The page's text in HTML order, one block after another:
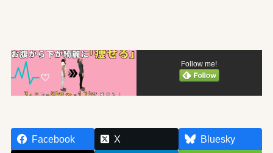
Follow me!
Facebook X
Bluesky